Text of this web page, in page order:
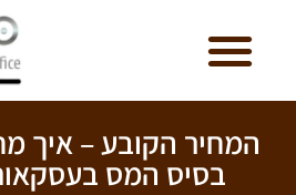
המחיר הקובע – איך
בסיס המס